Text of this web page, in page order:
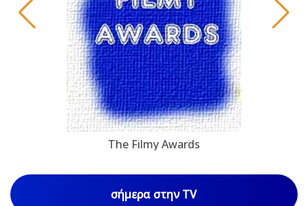
The Filmy Awards
σήμερα στην TV